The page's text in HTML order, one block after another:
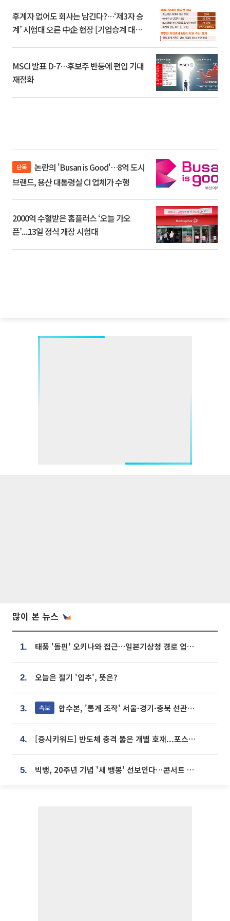
후계자 없어도 회사는 남긴다?…‘제3자 승
계’ 시험대 오른 中企 현장 [기업승계 대전
MSCI 발표 D-7…후보주 반등에 편입 기대
재점화
단독
브랜드, 용산 대통령실 CI 업체가 수행
2000억 수혈받은 홈플러스 ‘오늘 가오
픈’...13일 정식 개장 시험대
많이 본 뉴스
1. 태풍 '돌핀' 오키나와 접근…일본기상청 경로 업데이트
2. 오늘은 절기 '입추', 뜻은?
3. 속보 합수본, '통계 조작' 서울·경기·충북 선관위 등 추가 압수수색
4. [증시키워드] 반도체 충격 뚫은 개별 호재...포스코퓨처엠·에코프로·한화솔루션 '눈길'
5. 빅뱅, 20주년 기념 '새 뱅봉' 선보인다⋯콘서트 앞두고 팝업 개최